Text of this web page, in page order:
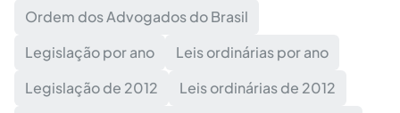
Ordem dos Advogados do Brasil
Legislação por ano
Leis ordinárias por ano
Legislação de 2012
Leis ordinárias de 2012